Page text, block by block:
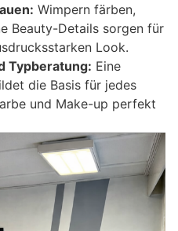
Wimpern färben,
Beauty-Details sorgen für
Look.
Typberatung: Eine
die Basis für jedes
und Make-up perfekt